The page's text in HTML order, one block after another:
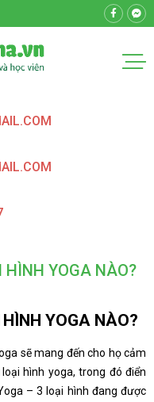
HÌNH YOGA NÀO?
YOGA NÀO?
sẽ mang đến cho họ cảm
hình yoga, trong đó điển
– 3 loại hình đang được